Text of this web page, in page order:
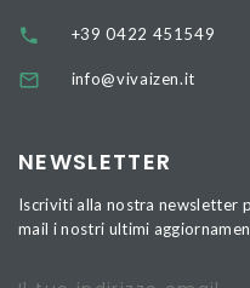
+39 0422 451549
info@vivaizen.it
NEWSLETTER
Iscriviti alla nostra newsletter
mail i nostri ultimi